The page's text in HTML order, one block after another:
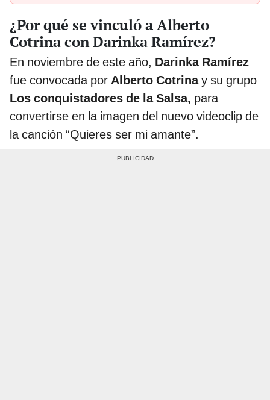
¿Por qué se vinculó a Alberto
Cotrina con Darinka Ramírez?
En noviembre de este año, Darinka Ramírez
fue convocada por Alberto Cotrinay su grupo
Los conquistadores de la Salsa, para
convertirse en la imagen del nuevo videoclip de
la canción “Quieres ser mi amante”.